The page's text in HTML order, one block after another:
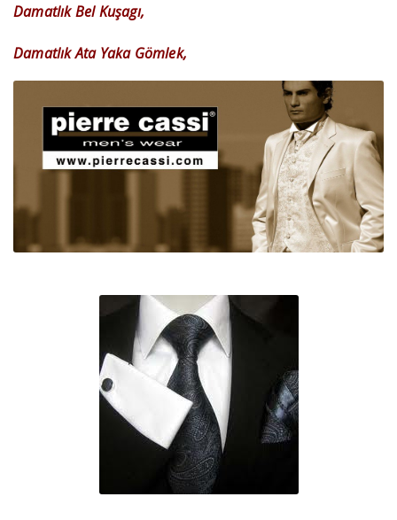
Damatlık Bel Kuşagı,
Damatlık Ata Yaka Gömlek,